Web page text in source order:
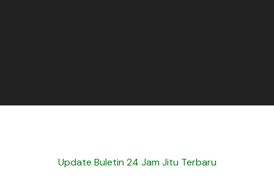
Update Buletin 24 Jam Jitu Terbaru